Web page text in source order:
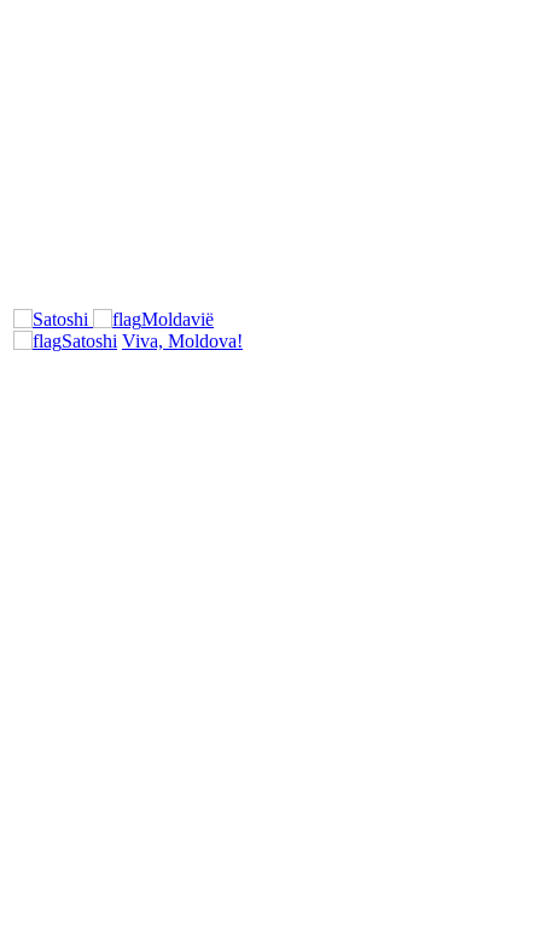
Moldavië
Satoshi Viva, Moldova!